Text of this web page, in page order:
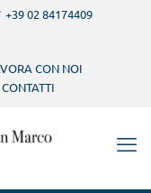
+39 02 84174409
CON NOI
CONTATTI